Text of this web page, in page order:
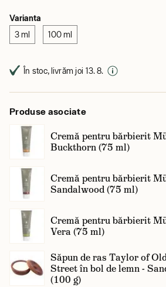
Varianta
3 ml 100 ml
În stoc, livrăm joi 13. 8.
Produse asociate
Cremă pentru bărbierit
Buckthorn (75 ml)
Cremă pentru bărbierit
Sandalwood (75 ml)
Cremă pentru bărbierit
Vera (75 ml)
Săpun de ras Taylor of
Street în bol de lemn -
(100 g)